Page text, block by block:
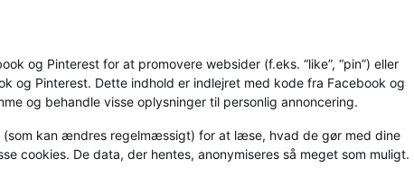
og Pinterest for at promovere websider (f.eks. “like”, “pin”) eller
og Pinterest. Dette indhold er indlejret med kode fra Facebook og
og behandle visse oplysninger til personlig annoncering.
kan ændres regelmæssigt) for at læse, hvad de gør med dine
cookies. De data, der hentes, anonymiseres så meget som muligt.